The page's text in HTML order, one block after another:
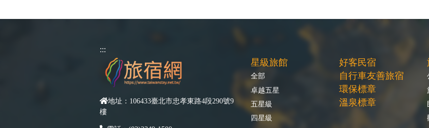
:::
地址：106433臺北市忠孝東路4段290號9
樓
星級旅館
全部
卓越五星
五星級
四星級
好客民宿
自行車友善旅宿
環保標章
溫泉標章